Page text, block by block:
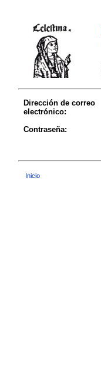
Dirección de correo
electrónico:
Contraseña:
Inicio